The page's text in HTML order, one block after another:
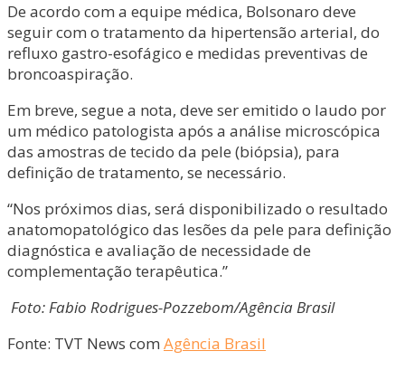
De acordo com a equipe médica, Bolsonaro deve
seguir com o tratamento da hipertensão arterial, do
refluxo gastro-esofágico e medidas preventivas de
broncoaspiração.
Em breve, segue a nota, deve ser emitido o laudo por
um médico patologista após a análise microscópica
das amostras de tecido da pele (biópsia), para
definição de tratamento, se necessário.
“Nos próximos dias, será disponibilizado o resultado
anatomopatológico das lesões da pele para definição
diagnóstica e avaliação de necessidade de
complementação terapêutica.”
Foto: Fabio Rodrigues-Pozzebom/Agência Brasil
Fonte: TVT News com Agência Brasil